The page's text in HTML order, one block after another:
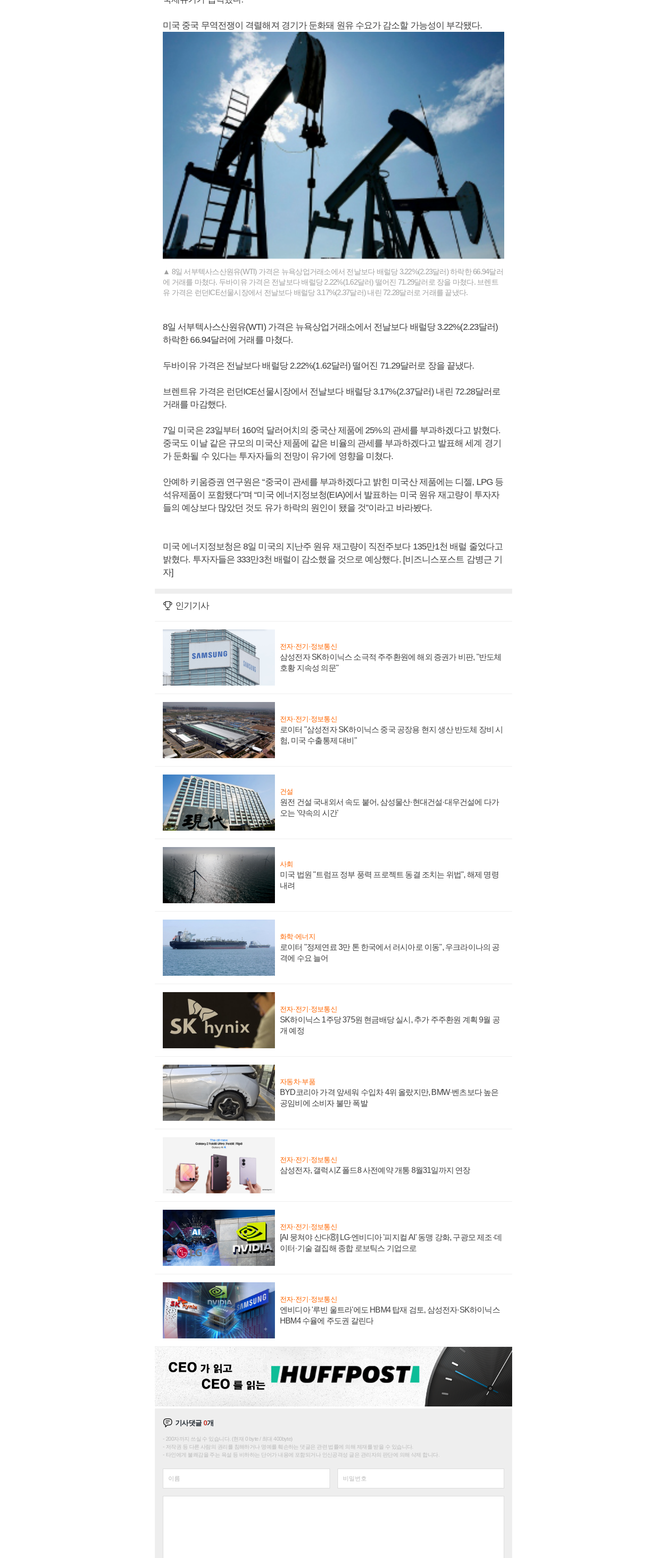
미국 중국 무역전쟁이 격렬해져 경기가 둔화돼 원유 수요가 감소할 가능성이 부각됐다.
▲ 8일 서부텍사스산원유(WTI) 가격은 뉴욕상업거래소에서 전날보다 배럴당 3.22%(2.23달러) 하락한 66.94달러
에 거래를 마쳤다. 두바이유 가격은 전날보다 배럴당 2.22%(1.62달러) 떨어진 71.29달러로 장을 마쳤다. 브렌트
유 가격은 런던ICE선물시장에서 전날보다 배럴당 3.17%(2.37달러) 내린 72.28달러로 거래를 끝냈다.
8일 서부텍사스산원유(WTI) 가격은 뉴욕상업거래소에서 전날보다 배럴당 3.22%(2.23달러)
하락한 66.94달러에 거래를 마쳤다.
두바이유 가격은 전날보다 배럴당 2.22%(1.62달러) 떨어진 71.29달러로 장을 끝냈다.
브렌트유 가격은 런던ICE선물시장에서 전날보다 배럴당 3.17%(2.37달러) 내린 72.28달러로
거래를 마감했다.
7일 미국은 23일부터 160억 달러어치의 중국산 제품에 25%의 관세를 부과하겠다고 밝혔다.
중국도 이날 같은 규모의 미국산 제품에 같은 비율의 관세를 부과하겠다고 발표해 세계 경기
가 둔화될 수 있다는 투자자들의 전망이 유가에 영향을 미쳤다.
안예하 키움증권 연구원은 “중국이 관세를 부과하겠다고 밝힌 미국산 제품에는 디젤, LPG 등
석유제품이 포함됐다”며 “미국 에너지정보청(EIA)에서 발표하는 미국 원유 재고량이 투자자
들의 예상보다 많았던 것도 유가 하락의 원인이 됐을 것”이라고 바라봤다.
미국 에너지정보청은 8일 미국의 지난주 원유 재고량이 직전주보다 135만1천 배럴 줄었다고
밝혔다. 투자자들은 333만3천 배럴이 감소했을 것으로 예상했다. [비즈니스포스트 감병근 기
자]
인기기사
전자·전기·정보통신
삼성전자 SK하이닉스 소극적 주주환원에 해외 증권가 비판, "반도체
호황 지속성 의문"
전자·전기·정보통신
로이터 "삼성전자 SK하이닉스 중국 공장용 현지 생산 반도체 장비 시
험, 미국 수출통제 대비"
건설
원전 건설 국내외서 속도 붙어, 삼성물산·현대건설·대우건설에 다가
오는 '약속의 시간'
사회
미국 법원 "트럼프 정부 풍력 프로젝트 동결 조치는 위법", 해제 명령
내려
화학·에너지
로이터 "정제연료 3만 톤 한국에서 러시아로 이동", 우크라이나의 공
격에 수요 늘어
전자·전기·정보통신
SK하이닉스 1주당 375원 현금배당 실시, 추가 주주환원 계획 9월 공
개 예정
자동차·부품
BYD코리아 가격 앞세워 수입차 4위 올랐지만, BMW·벤츠보다 높은
공임비에 소비자 불만 폭발
전자·전기·정보통신
삼성전자, 갤럭시Z 폴드8 사전예약 개통 8월31일까지 연장
전자·전기·정보통신
[AI 뭉쳐야 산다⑧] LG·엔비디아 '피지컬 AI' 동맹 강화, 구광모 제조·데
이터·기술 결집해 종합 로보틱스 기업으로
전자·전기·정보통신
엔비디아 '루빈 울트라'에도 HBM4 탑재 검토, 삼성전자·SK하이닉스
HBM4 수율에 주도권 갈린다
기사댓글0개
200자까지 쓰실 수 있습니다. (현재 0 byte / 최대 400byte)
저작권 등 다른 사람의 권리를 침해하거나 명예를 훼손하는 댓글은 관련 법률에 의해 제재를 받을 수 있습니다.
타인에게 불쾌감을 주는 욕설 등 비하하는 단어가 내용에 포함되거나 인신공격성 글은 관리자의 판단에 의해 삭제 합니다.